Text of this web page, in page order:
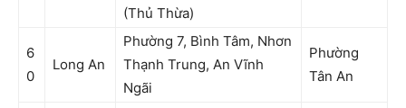
(Thủ Thừa)
6
0
Long An
Phường 7, Bình Tâm, Nhơn
Thạnh Trung, An Vĩnh
Ngãi
Phường
Tân An